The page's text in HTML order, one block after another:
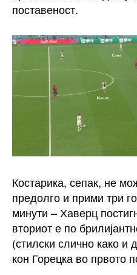
поставеност.
Костарика, сепак, не
предолго и прими три
минути – Хаверц
вториот е по
(стилски слично како
кон Горецка во првото